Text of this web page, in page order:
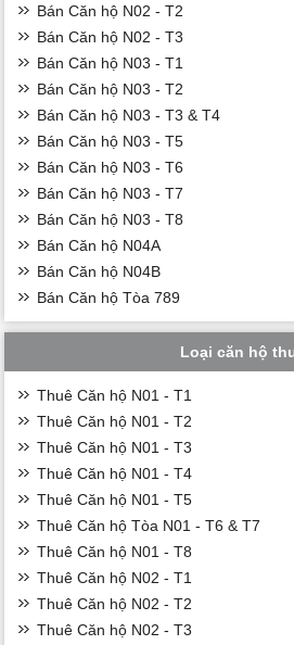
Bán Căn hộ N02 - T2
Bán Căn hộ N02 - T3
Bán Căn hộ N03 - T1
Bán Căn hộ N03 - T2
Bán Căn hộ N03 - T3 & T4
Bán Căn hộ N03 - T5
Bán Căn hộ N03 - T6
Bán Căn hộ N03 - T7
Bán Căn hộ N03 - T8
Bán Căn hộ N04A
Bán Căn hộ N04B
Bán Căn hộ Tòa 789
Loại căn hộ
Thuê Căn hộ N01 - T1
Thuê Căn hộ N01 - T2
Thuê Căn hộ N01 - T3
Thuê Căn hộ N01 - T4
Thuê Căn hộ N01 - T5
Thuê Căn hộ Tòa N01 - T6 & T7
Thuê Căn hộ N01 - T8
Thuê Căn hộ N02 - T1
Thuê Căn hộ N02 - T2
Thuê Căn hộ N02 - T3